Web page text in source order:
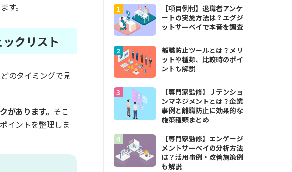
す。
クリスト
のタイミングで見
あります。 そこ
イントを整理しま
【項目例付】退職者アンケ
ートの実施方法は？エグジ
ットサーベイで本音を調査
離職防止ツールとは？メリ
ットや種類、比較時のポイ
ントも解説
【専門家監修】リテンショ
ンマネジメントとは？企業
事例と離職防止に効果的な
施策種類まとめ
【専門家監修】エンゲージ
メントサーベイの分析方法
は？活用事例・改善施策例
も解説